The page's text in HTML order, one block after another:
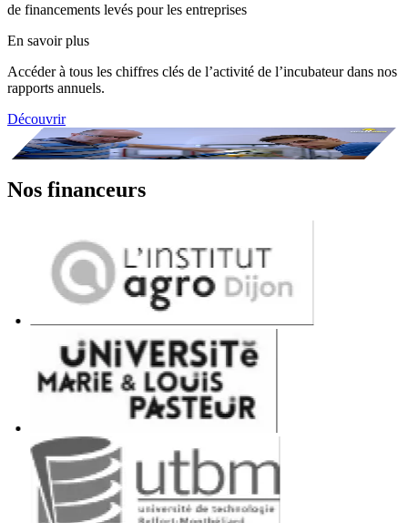
de financements levés pour les entreprises
En savoir plus
Accéder à tous les chiffres clés de l’activité de l’incubateur dans nos
rapports annuels.
Découvrir
Nos financeurs